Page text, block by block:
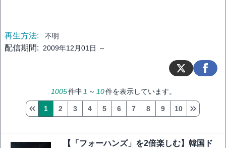
再生方法: 不明
配信期間: 2009年12月01日 ～
1005件中 1 ～ 10件を表示しています。
1 2 3 4 5 6 7 8 9 10
【「フォーハンズ」を2倍楽しむ】韓国ド